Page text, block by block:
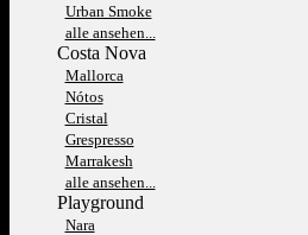
Urban Smoke
alle ansehen...
Costa Nova
Mallorca
Nótos
Cristal
Grespresso
Marrakesh
alle ansehen...
Playground
Nara